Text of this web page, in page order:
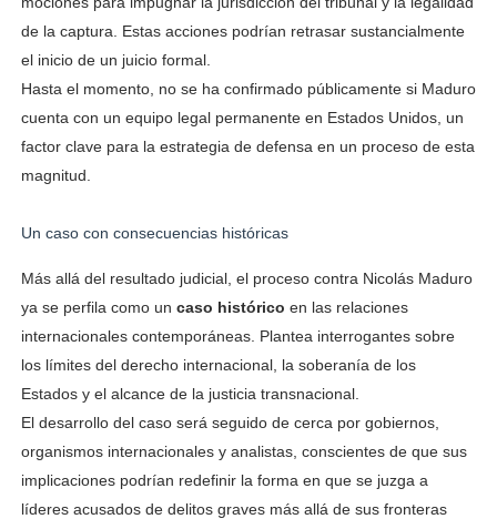
de la captura. Estas acciones podrían retrasar sustancialmente
el inicio de un juicio formal.
Hasta el momento, no se ha confirmado públicamente si Maduro
cuenta con un equipo legal permanente en Estados Unidos, un
factor clave para la estrategia de defensa en un proceso de esta
magnitud.
Un caso con consecuencias históricas
Más allá del resultado judicial, el proceso contra Nicolás Maduro
ya se perfila como un caso histórico en las relaciones
internacionales contemporáneas. Plantea interrogantes sobre
los límites del derecho internacional, la soberanía de los
Estados y el alcance de la justicia transnacional.
El desarrollo del caso será seguido de cerca por gobiernos,
organismos internacionales y analistas, conscientes de que sus
implicaciones podrían redefinir la forma en que se juzga a
líderes acusados de delitos graves más allá de sus fronteras